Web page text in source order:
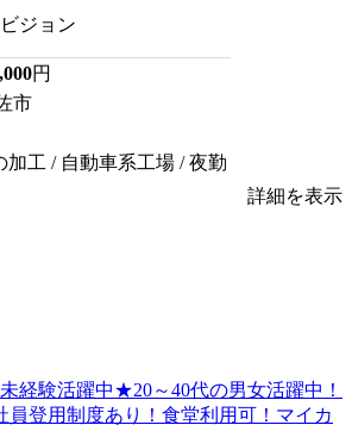
ジョン
円
市
加工 / 自動車系工場 / 夜勤
詳細を表示